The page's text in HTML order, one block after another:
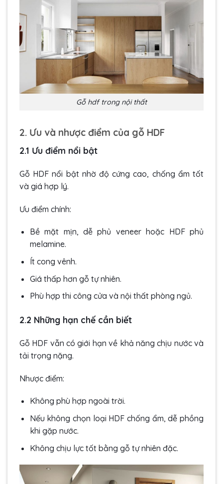
Gỗ hdf trong nội thất
2. Ưu và nhược điểm của gỗ HDF
2.1 Ưu điểm nổi bật
Gỗ HDF nổi bật nhờ độ cứng cao, chống ẩm tốt
và giá hợp lý.
Ưu điểm chính:
Bề mặt mịn, dễ phủ veneer hoặc HDF phủ
melamine.
Ít cong vênh.
Giá thấp hơn gỗ tự nhiên.
Phù hợp thi công cửa và nội thất phòng ngủ.
2.2 Những hạn chế cần biết
Gỗ HDF vẫn có giới hạn về khả năng chịu nước và
tải trọng nặng.
Nhược điểm:
Không phù hợp ngoài trời.
Nếu không chọn loại HDF chống ẩm, dễ phồng
khi gặp nước.
Không chịu lực tốt bằng gỗ tự nhiên đặc.